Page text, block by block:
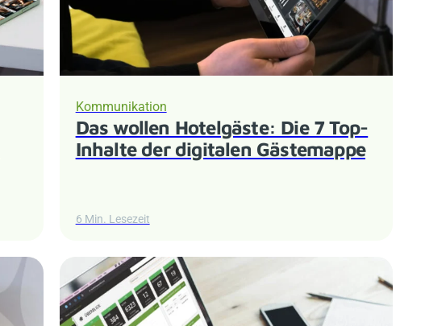
Kommunikation
Das wollen Hotelgäste: Die 7 Top-
Inhalte der digitalen Gästemappe
6 Min. Lesezeit